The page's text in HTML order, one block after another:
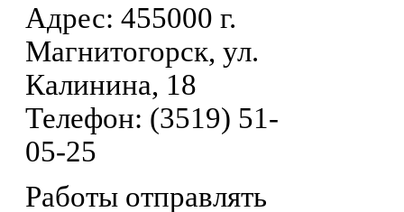
Адрес: 455000 г.
Магнитогорск, ул.
Калинина, 18
Телефон: (3519) 51-
05-25
Работы отправлять